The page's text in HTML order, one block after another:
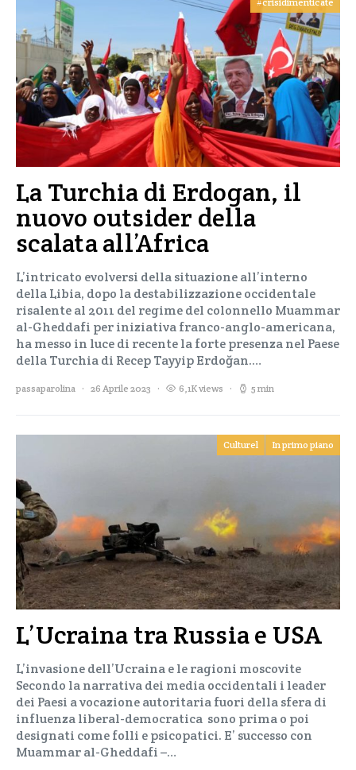
La Turchia di Erdogan, il
nuovo outsider della
scalata all’Africa
L’intricato evolversi della situazione all’interno
della Libia, dopo la destabilizzazione occidentale
risalente al 2011 del regime del colonnello Muammar
al-Gheddafi per iniziativa franco-anglo-americana,
ha messo in luce di recente la forte presenza nel Paese
della Turchia di Recep Tayyip Erdoğan.…
passaparolina 26 Aprile 2023 6,1K views 5 min
Culturel In primo piano
L’Ucraina tra Russia e USA
L’invasione dell’Ucraina e le ragioni moscovite
Secondo la narrativa dei media occidentali i leader
dei Paesi a vocazione autoritaria fuori della sfera di
influenza liberal-democratica sono prima o poi
designati come folli e psicopatici. E’ successo con
Muammar al-Gheddafi –…